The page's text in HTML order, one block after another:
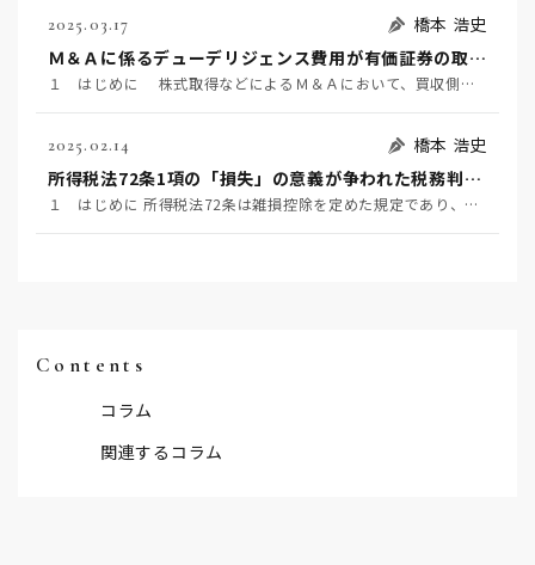
2025.03.17
橋本 浩史
Ｍ＆Ａに係るデューデリジェンス費用が有価証券の取得価額に含まれるか否かが争われた事例 ～国税不服審判所令和6年1月24日裁決～
１ はじめに 株式取得などによるＭ＆Ａにおいて、買収側が対象企業の価値やリスク等を事前に調査するこ…
2025.02.14
橋本 浩史
所得税法72条1項の「損失」の意義が争われた税務判決 ～東京地裁令和6年1月23日判決～
１ はじめに 所得税法72条は雑損控除を定めた規定であり、同条1項は、居住者又はその者と生計を一にす…
Contents
コラム
関連するコラム